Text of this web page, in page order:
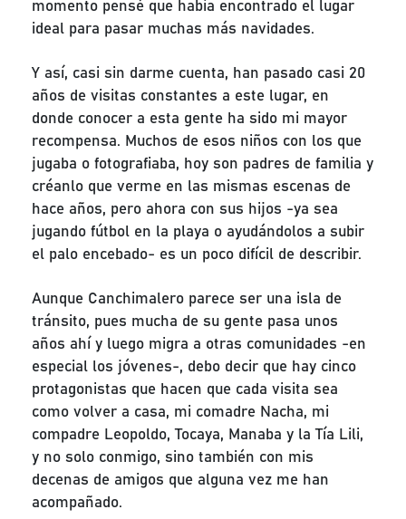
momento pensé que había encontrado el lugar
ideal para pasar muchas más navidades.
Y así, casi sin darme cuenta, han pasado casi 20
años de visitas constantes a este lugar, en
donde conocer a esta gente ha sido mi mayor
recompensa. Muchos de esos niños con los que
jugaba o fotografiaba, hoy son padres de familia y
créanlo que verme en las mismas escenas de
hace años, pero ahora con sus hijos -ya sea
jugando fútbol en la playa o ayudándolos a subir
el palo encebado- es un poco difícil de describir.
Aunque Canchimalero parece ser una isla de
tránsito, pues mucha de su gente pasa unos
años ahí y luego migra a otras comunidades -en
especial los jóvenes-, debo decir que hay cinco
protagonistas que hacen que cada visita sea
como volver a casa, mi comadre Nacha, mi
compadre Leopoldo, Tocaya, Manaba y la Tía Lili,
y no solo conmigo, sino también con mis
decenas de amigos que alguna vez me han
acompañado.